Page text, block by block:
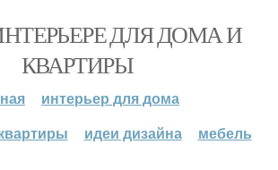
ДЛЯ ДОМА И
КВАРТИРЫ
интерьер для дома
идеи дизайна мебель